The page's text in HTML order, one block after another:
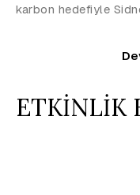
karbon hedefiyle
ETKİNLİK